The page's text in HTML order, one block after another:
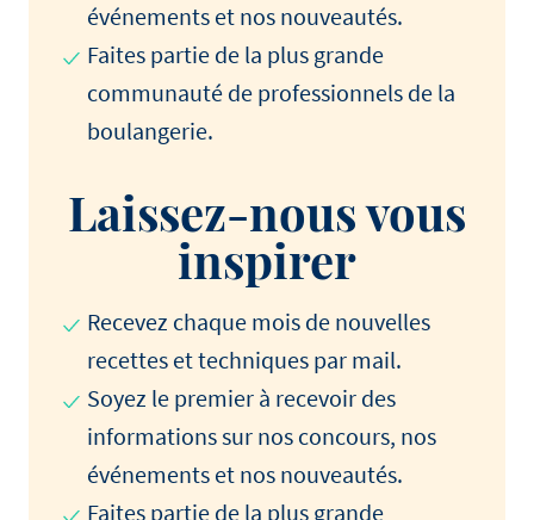
événements et nos nouveautés.
Faites partie de la plus grande
communauté de professionnels de la
boulangerie.
Laissez-nous vous
inspirer
Recevez chaque mois de nouvelles
recettes et techniques par mail.
Soyez le premier à recevoir des
informations sur nos concours, nos
événements et nos nouveautés.
Faites partie de la plus grande